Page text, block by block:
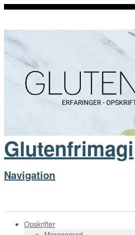
Glutenfrimagi
Navigation
Opskrifter